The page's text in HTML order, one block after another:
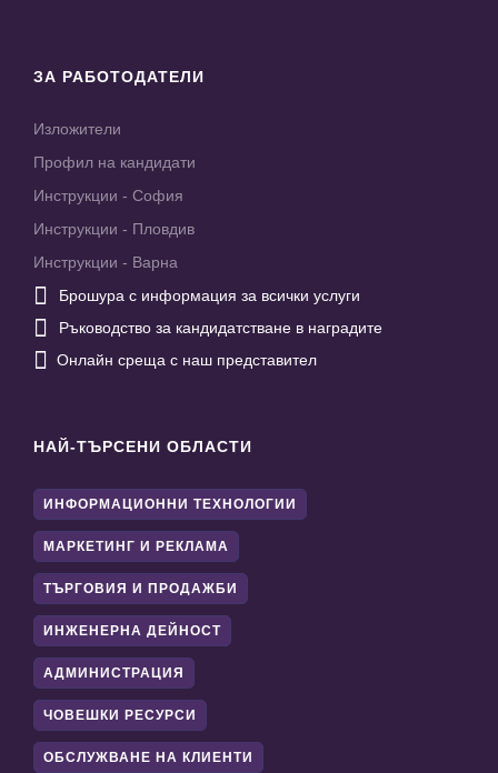
ЗА РАБОТОДАТЕЛИ
Изложители
Профил на кандидати
Инструкции - София
Инструкции - Пловдив
Инструкции - Варна
 Брошура с информация за всички услуги
 Ръководство за кандидатстване в наградите
 Онлайн среща с наш представител
НАЙ-ТЪРСЕНИ ОБЛАСТИ
ИНФОРМАЦИОННИ ТЕХНОЛОГИИ
МАРКЕТИНГ И РЕКЛАМА
ТЪРГОВИЯ И ПРОДАЖБИ
ИНЖЕНЕРНА ДЕЙНОСТ
АДМИНИСТРАЦИЯ
ЧОВЕШКИ РЕСУРСИ
ОБСЛУЖВАНЕ НА КЛИЕНТИ